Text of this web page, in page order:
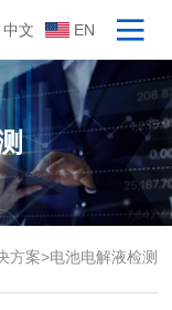
中文 EN
方案>电池电解液检测